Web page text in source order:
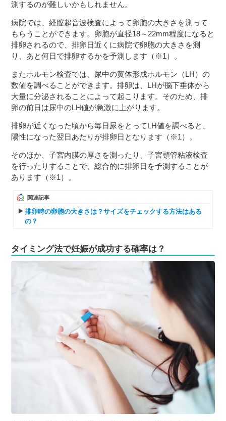
測するのが難しいかもしれません。
病院では、経膣超音波検査によって卵胞の大きさを測って
もらうことができます。卵胞が直径18～22mm程度になると
排卵されるので、排卵日近くに病院で卵胞の大きさを測
り、あと何日で排卵するかを予測します（※1）。
またホルモン検査では、尿中の黄体形成ホルモン（LH）の
数値を調べることができます。排卵は、LHが脳下垂体から
大量に分泌されることによって起こります。そのため、排
卵の前日は尿中のLH値が急激に上がります。
排卵が近くなった頃から毎日尿をとってLH値を調べると、
陽性になった翌日あたりが排卵日となります（※1）。
そのほか、子宮内膜の厚さを測ったり、子宮頸管粘液検査
を行ったりすることで、総合的に排卵日を予測することが
あります（※1）。
関連記事
排卵時の卵胞の大きさは？サイズをチェックする方法はある
の？
タイミング法で妊娠が成功する確率は？